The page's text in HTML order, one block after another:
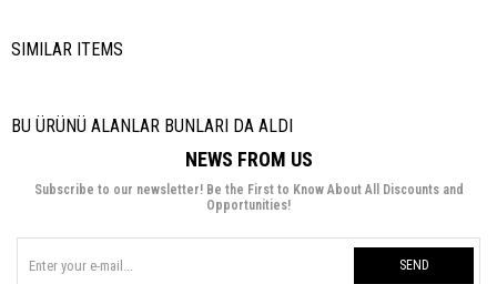
SIMILAR ITEMS
BU ÜRÜNÜ ALANLAR BUNLARI DA ALDI
NEWS FROM US
Subscribe to our newsletter! Be the First to Know About All Discounts and
Opportunities!
SEND